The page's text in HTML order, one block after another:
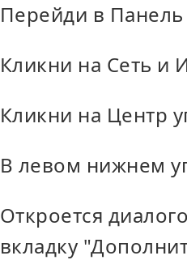
Перейди в
Кликни на Сеть и
Кликни на Центр
В левом нижнем
Откроется
вкладку